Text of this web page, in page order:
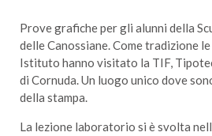
Prove grafiche per gli alunni della
delle Canossiane. Come tradizione
Istituto hanno visitato la TIF,
di Cornuda. Un luogo unico dove
della stampa.
La lezione laboratorio si è svolta